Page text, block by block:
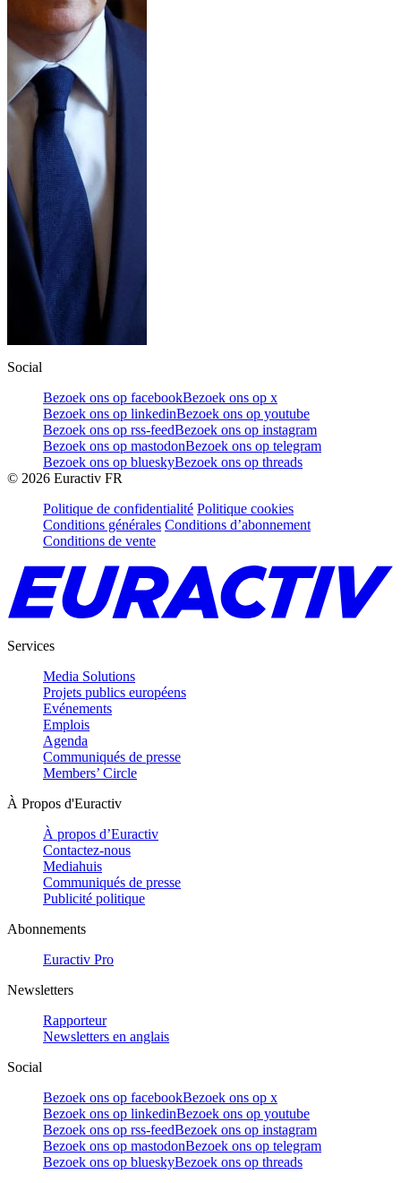
Social
Bezoek ons op facebookBezoek ons op x
Bezoek ons op linkedinBezoek ons op youtube
Bezoek ons op rss-feedBezoek ons op instagram
Bezoek ons op mastodonBezoek ons op telegram
Bezoek ons op blueskyBezoek ons op threads
© 2026 Euractiv FR
Politique de confidentialité Politique cookies
Conditions générales Conditions d’abonnement
Conditions de vente
Services
Media Solutions
Projets publics européens
Evénements
Emplois
Agenda
Communiqués de presse
Members’ Circle
À Propos d'Euractiv
À propos d’Euractiv
Contactez-nous
Mediahuis
Communiqués de presse
Publicité politique
Abonnements
Euractiv Pro
Newsletters
Rapporteur
Newsletters en anglais
Social
Bezoek ons op facebookBezoek ons op x
Bezoek ons op linkedinBezoek ons op youtube
Bezoek ons op rss-feedBezoek ons op instagram
Bezoek ons op mastodonBezoek ons op telegram
Bezoek ons op blueskyBezoek ons op threads